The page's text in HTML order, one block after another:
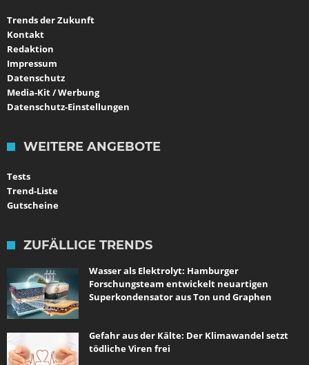
Trends der Zukunft
Kontakt
Redaktion
Impressum
Datenschutz
Media-Kit / Werbung
Datenschutz-Einstellungen
WEITERE ANGEBOTE
Tests
Trend-Liste
Gutscheine
ZUFÄLLIGE TRENDS
Wasser als Elektrolyt: Hamburger
Forschungsteam entwickelt neuartigen
Superkondensator aus Ton und Graphen
Gefahr aus der Kälte: Der Klimawandel setzt
tödliche Viren frei